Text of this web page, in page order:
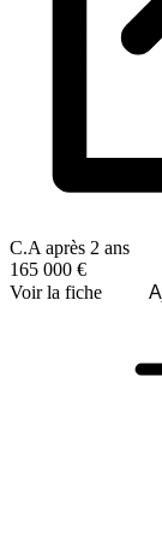
C.A après 2 ans
165 000 €
Voir la fiche